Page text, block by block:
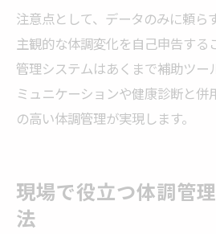
注意点として、データのみに頼ら
主観的な体調変化を自己申告する
管理システムはあくまで補助ツー
ミュニケーションや健康診断と併
の高い体調管理が実現します。
現場で役立つ体調管
法